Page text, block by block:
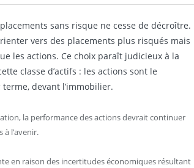
sans risque ne cesse de décroître.
vers des placements plus risqués mais
les actions. Ce choix paraît judicieux à la
classe d’actifs : les actions sont le
devant l’immobilier.
la performance des actions devrait continuer
l’avenir.
en raison des incertitudes économiques résultant